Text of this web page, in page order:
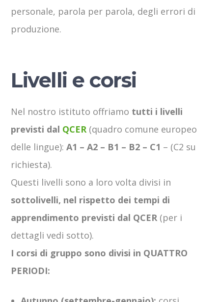
personale, parola per parola, degli errori di
produzione.
Livelli e corsi
Nel nostro istituto offriamo tutti i livelli
previsti dal QCER (quadro comune europeo
delle lingue):A1 – A2 – B1 – B2 – C1 – (C2 su
richiesta).
Questi livelli sono a loro volta divisi in
sottolivelli, nel rispetto dei tempi di
apprendimento previsti dal QCER (per i
dettagli vedi sotto).
I corsi di gruppo sono divisi in QUATTRO
PERIODI: